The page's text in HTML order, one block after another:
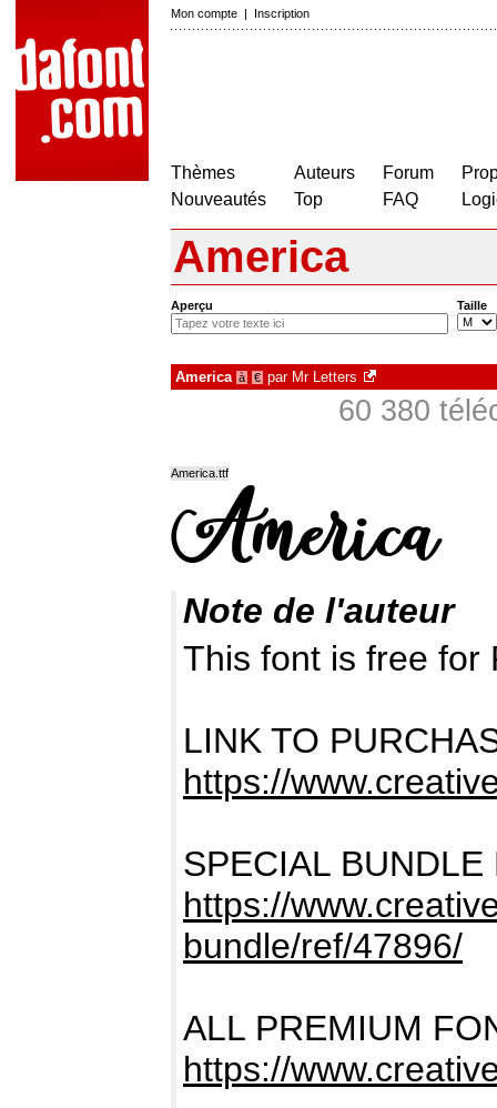
Mon compte | Inscription
Thèmes
Nouveautés
Auteurs
Top
Forum
FAQ
America
Aperçu Taille
America à € par Mr Letters
60 380
America.ttf
Note de l'auteur
This font is free for
LINK TO
https://
SPECIAL BUNDLE
https://
bundle/ref/47896/
ALL PREMIUM
https://